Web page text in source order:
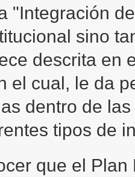
"Integración
sino
descrita en
el cual, le da
dentro de
tipos de
que el